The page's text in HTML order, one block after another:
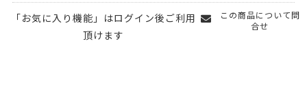
「お気に入り機能」はログイン後ご利用
頂けます
この商品について問
合せ